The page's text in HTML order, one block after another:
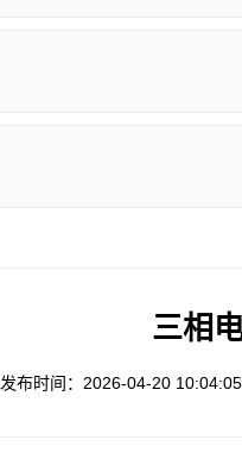
三相
发布时间：2026-04-20 10:04:05